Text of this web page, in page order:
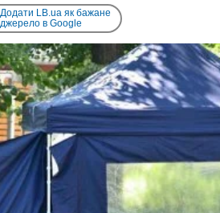
Додати LB.ua як бажане
джерело в Google